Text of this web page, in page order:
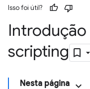
Isso foi útil?
scripting
Nesta página